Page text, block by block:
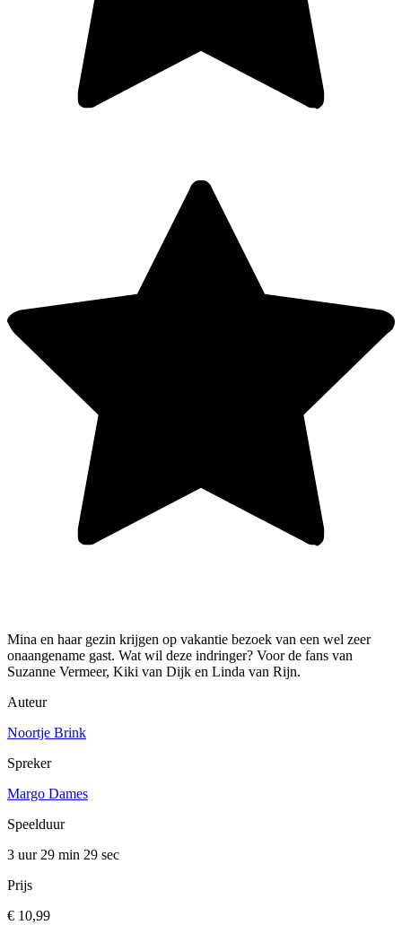
Mina en haar gezin krijgen op vakantie bezoek van een wel zeer
onaangename gast. Wat wil deze indringer? Voor de fans van
Suzanne Vermeer, Kiki van Dijk en Linda van Rijn.
Auteur
Noortje Brink
Spreker
Margo Dames
Speelduur
3 uur 29 min 29 sec
Prijs
€ 10,99